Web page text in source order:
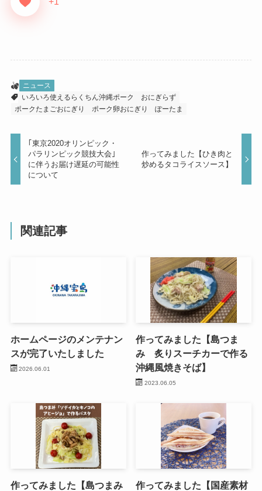
ニュース
いろいろ使えるらくちん沖縄ポーク
おにぎらず
ポークたまごおにぎり
ポーク卵おにぎり ぽーたま
｢東京2020オリンピック・
パラリンピック競技大会｣
に伴うお届け遅延の可能性
について
作ってみました【ひき肉と
炒めるタコライスソース】
関連記事
ホームページのメンテナン
スが完了いたしました
2026.06.01
作ってみました【島つま
み 炙りスーチカーで作る
沖縄風焼きそば】
2023.06.05
作ってみました【島つまみ
作ってみました【国産素材